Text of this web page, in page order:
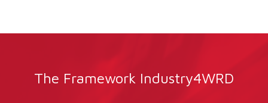
The Framework Industry4WRD